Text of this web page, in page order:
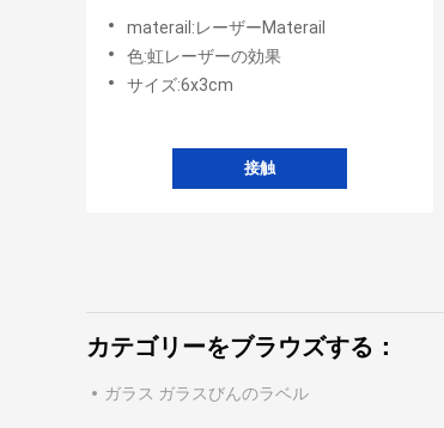
デザインのホログラムの光沢のあ
る効果
materail:レーザーMaterail
色:虹レーザーの効果
サイズ:6x3cm
接触
カテゴリーをブラウズする：
ガラス ガラスびんのラベル